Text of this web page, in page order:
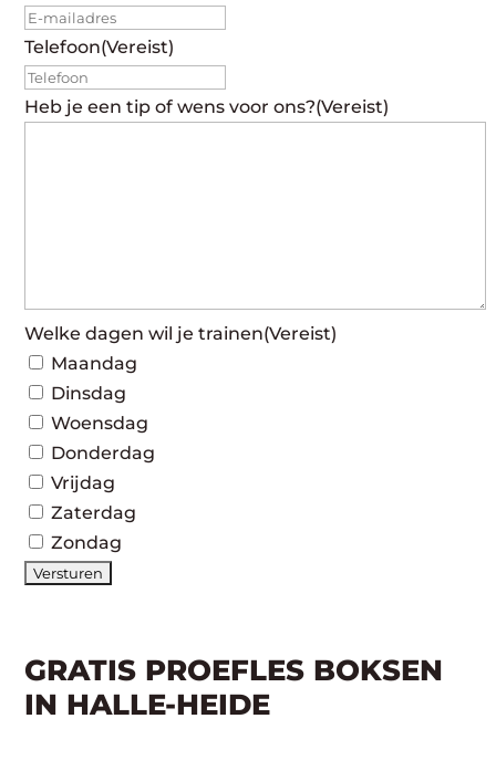
Telefoon(Vereist)
Heb je een tip of wens voor ons?(Vereist)
Welke dagen wil je trainen(Vereist)
Maandag
Dinsdag
Woensdag
Donderdag
Vrijdag
Zaterdag
Zondag
GRATIS PROEFLES BOKSEN
IN HALLE-HEIDE